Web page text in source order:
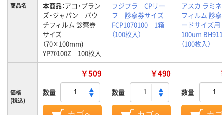
商品名 本商品：アコ・ブラン
ズ・ジャパン パウ
チフィルム 診察券
サイズ
（70×100mm)
YP70100Z 100枚入
フジプラ CPリー
フ 診察券サイズ
FCP1070100 1箱
（100枚入）
アスカ ラミ
フィルム 診
ードサイズ用
100um
（100枚入）
価格
(税込)
￥509
数量
￥490
数量 数量